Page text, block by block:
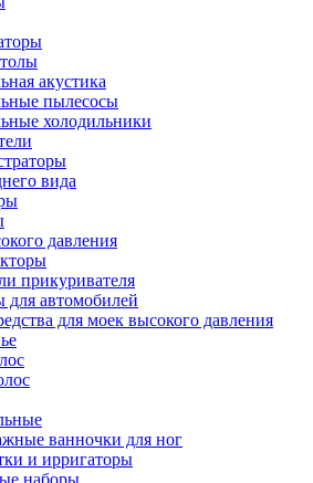
акустика
пылесосы
холодильники
вида
давления
прикуривателя
для автомобилей
для моек высокого давления
ванночки для ног
и ирригаторы
наборы